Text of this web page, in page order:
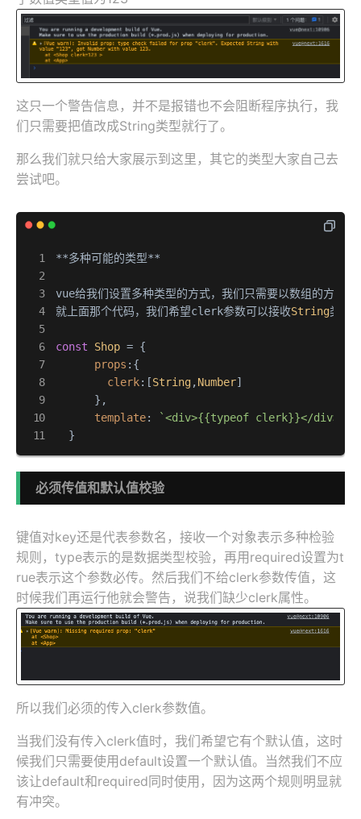
这只一个警告信息，并不是报错也不会阻断程序执行，我
们只需要把值改成String类型就行了。
那么我们就只给大家展示到这里，其它的类型大家自己去
尝试吧。
**多种可能的类型**
vue给我们设置多种类型的方式，我们只需要以数组的方式给
就上面那个代码，我们希望clerk参数可以接收String类型
const Shop = {
props :{
clerk:[String,Number]
      },
template:
`<div>{{typeof clerk}}</div>`
  }
必须传值和默认值校验
键值对key还是代表参数名，接收一个对象表示多种检验
规则，type表示的是数据类型校验，再用required设置为t
rue表示这个参数必传。然后我们不给clerk参数传值，这
时候我们再运行他就会警告，说我们缺少clerk属性。
所以我们必须的传入clerk参数值。
当我们没有传入clerk值时，我们希望它有个默认值，这时
候我们只需要使用default设置一个默认值。当然我们不应
该让default和required同时使用，因为这两个规则明显就
有冲突。